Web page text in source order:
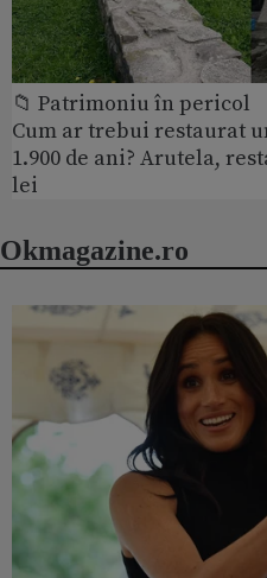
📁 Patrimoniu în pericol
Cum ar trebui restaurat
1.900 de ani? Arutela,
lei
Okmagazine.ro